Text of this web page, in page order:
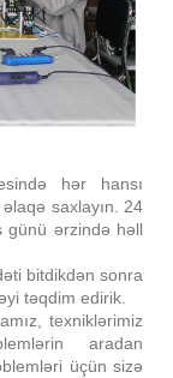
hər hansı
saxlayın. 24
günü ərzində həll
bitdikdən sonra
təqdim edirik.
texniklərimiz
aradan
üçün sizə